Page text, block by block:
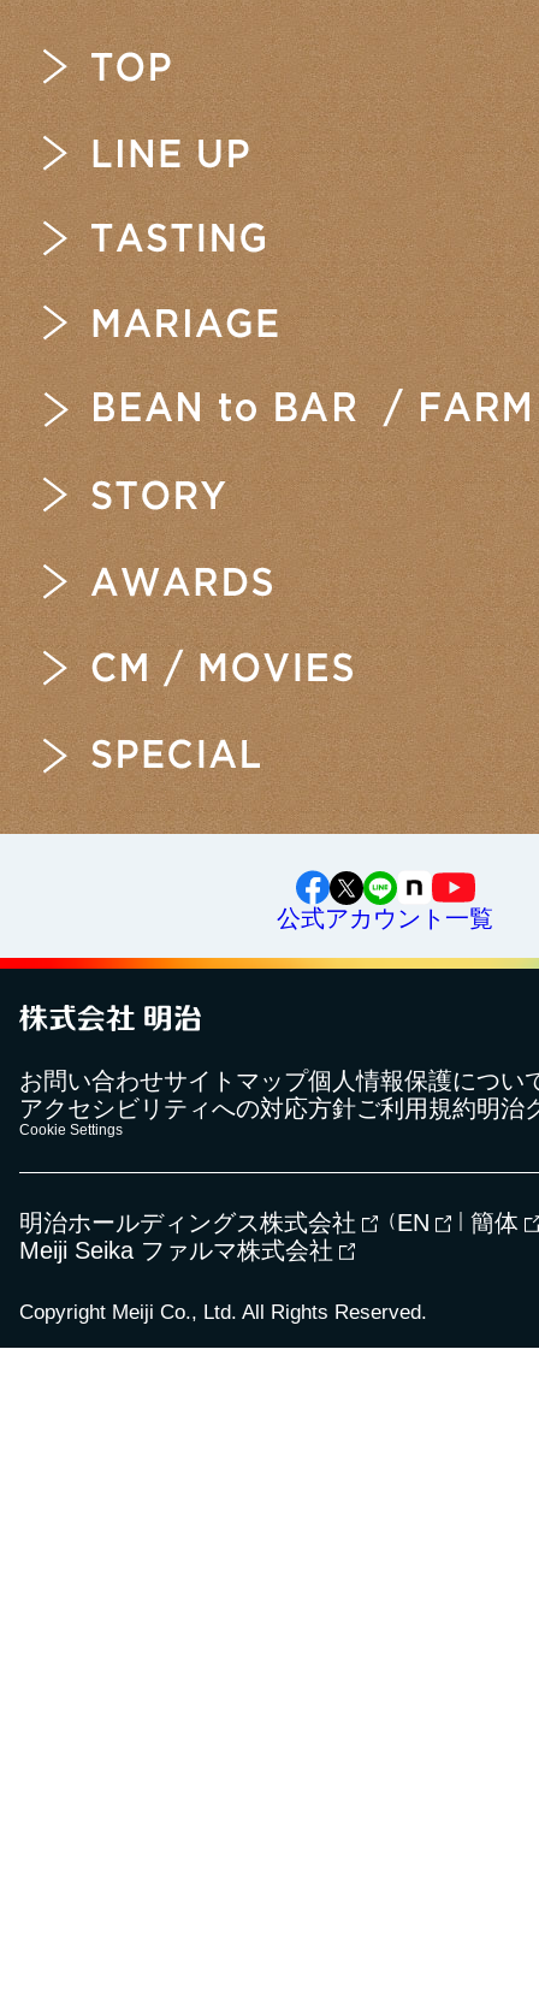
公式アカウント一覧
お問い合わせサイトマップ個人情報保護につい
アクセシビリティへの対応方針ご利用規約明治
Cookie Settings
明治ホールディングス株式会社 （EN
簡体
Meiji Seika ファルマ株式会社
Copyright Meiji Co., Ltd. All Rights Reserved.